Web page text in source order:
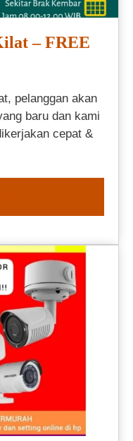
– FREE
pelanggan akan
baru dan kami
cepat &